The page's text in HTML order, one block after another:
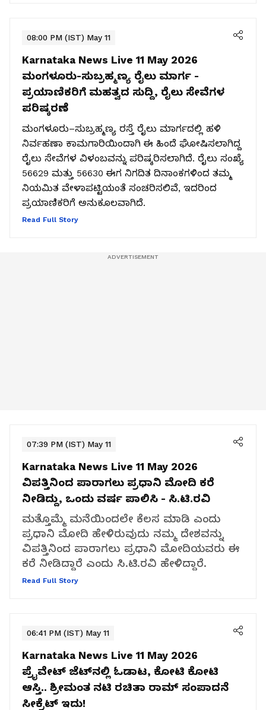
08:00 PM (IST) May 11
Karnataka News Live 11 May 2026
ಮಂಗಳೂರು-ಸುಬ್ರಹ್ಮಣ್ಯ ರೈಲು ಮಾರ್ಗ -
ಪ್ರಯಾಣಿಕರಿಗೆ ಮಹತ್ವದ ಸುದ್ದಿ, ರೈಲು ಸೇವೆಗಳ
ಪರಿಷ್ಕರಣೆ
ಮಂಗಳೂರು–ಸುಬ್ರಹ್ಮಣ್ಯ ರಸ್ತೆ ರೈಲು ಮಾರ್ಗದಲ್ಲಿ ಹಳಿ
ನಿರ್ವಹಣಾ ಕಾಮಗಾರಿಯಿಂದಾಗಿ ಈ ಹಿಂದೆ ಘೋಷಿಸಲಾಗಿದ್ದ
ರೈಲು ಸೇವೆಗಳ ವಿಳಂಬವನ್ನು ಪರಿಷ್ಕರಿಸಲಾಗಿದೆ. ರೈಲು ಸಂಖ್ಯೆ
56629 ಮತ್ತು 56630 ಈಗ ನಿಗದಿತ ದಿನಾಂಕಗಳಿಂದ ತಮ್ಮ
ನಿಯಮಿತ ವೇಳಾಪಟ್ಟಿಯಂತೆ ಸಂಚರಿಸಲಿವೆ, ಇದರಿಂದ
ಪ್ರಯಾಣಿಕರಿಗೆ ಅನುಕೂಲವಾಗಿದೆ.
Read Full Story
07:39 PM (IST) May 11
Karnataka News Live 11 May 2026
ವಿಪತ್ತಿನಿಂದ ಪಾರಾಗಲು ಪ್ರಧಾನಿ ಮೋದಿ ಕರೆ
ನೀಡಿದ್ದು, ಒಂದು ವರ್ಷ ಪಾಲಿಸಿ - ಸಿ.ಟಿ.ರವಿ
ಮತ್ತೊಮ್ಮೆ ಮನೆಯಿಂದಲೇ ಕೆಲಸ ಮಾಡಿ ಎಂದು
ಪ್ರಧಾನಿ ಮೋದಿ ಹೇಳಿರುವುದು ನಮ್ಮ ದೇಶವನ್ನು
ವಿಪತ್ತಿನಿಂದ ಪಾರಾಗಲು ಪ್ರಧಾನಿ ಮೋದಿಯವರು ಈ
ಕರೆ ನೀಡಿದ್ದಾರೆ ಎಂದು ಸಿ.ಟಿ.ರವಿ ಹೇಳಿದ್ದಾರೆ.
Read Full Story
06:41 PM (IST) May 11
Karnataka News Live 11 May 2026
ಪ್ರೈವೇಟ್‌ ಜೆಟ್‌ನಲ್ಲಿ ಓಡಾಟ, ಕೋಟಿ ಕೋಟಿ
ಆಸ್ತಿ.. ಶ್ರೀಮಂತ ನಟಿ ರಚಿತಾ ರಾಮ್‌ ಸಂಪಾದನೆ
ಸೀಕ್ರೆಟ್ ಇದು!